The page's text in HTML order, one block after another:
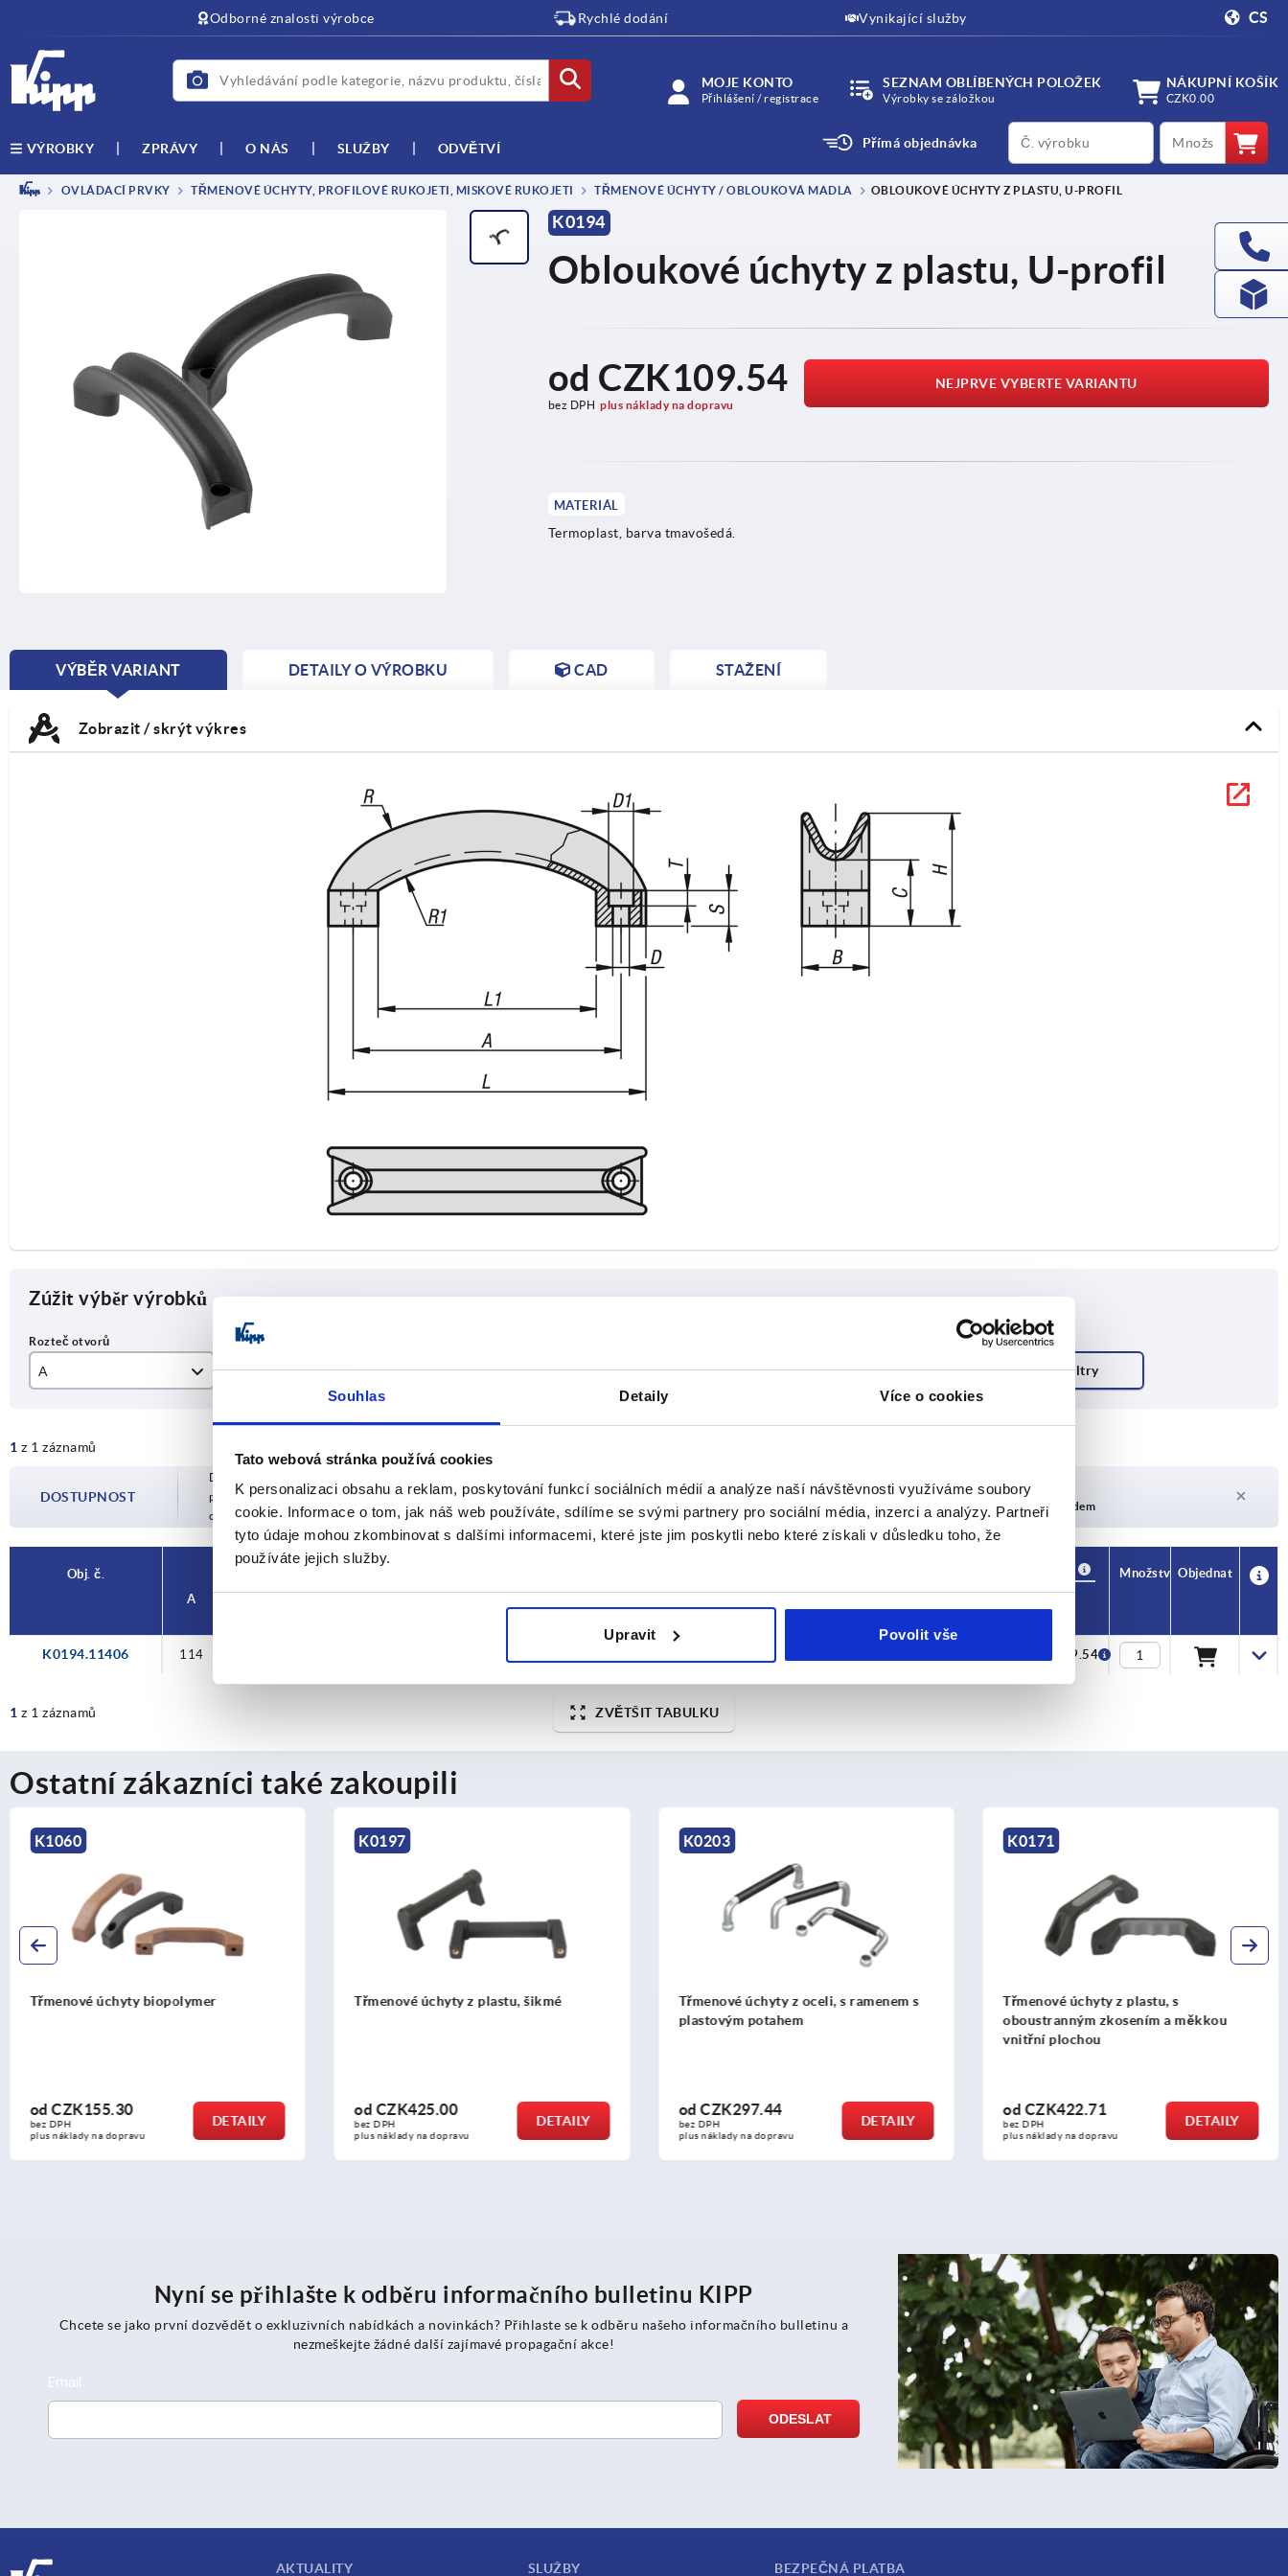
Souhlas Detaily Více o cookies
Tato webová stránka používá cookies
K personalizaci obsahu a reklam, poskytování funkcí sociálních médií a analýze naší návštěvnosti využíváme soubory
cookie. Informace o tom, jak náš web používáte, sdílíme se svými partnery pro sociální média, inzerci a analýzy. Partneři
tyto údaje mohou zkombinovat s dalšími informacemi, které jste jim poskytli nebo které získali v důsledku toho, že
používáte jejich služby.
Upravit Povolit vše
Odborné znalosti výrobce Rychlé dodání Vynikající služby CS
MOJE KONTO
Přihlášení / registrace
SEZNAM OBLÍBENÝCH POLOŽEK
Výrobky se záložkou
NÁKUPNÍ KOŠÍK
CZK0.00
VÝROBKY ZPRÁVY O NÁS SLUŽBY ODVĚTVÍ Přímá objednávka
productCode qty
OVLÁDACÍ PRVKY TŘMENOVÉ ÚCHYTY, PROFILOVÉ RUKOJETI, MISKOVÉ RUKOJETI TŘMENOVÉ ÚCHYTY / OBLOUKOVÁ MADLA OBLOUKOVÉ ÚCHYTY Z PLASTU, U-PROFIL
K0194
Obloukové úchyty z plastu, U-profil
od CZK109.54
bez DPH plus náklady na dopravu
NEJPRVE VYBERTE VARIANTU
MATERIÁL
Termoplast, barva tmavošedá.
VÝBĚR VARIANT
CURRENT
DETAILY O VÝROBKU CAD STAŽENÍ
Zobrazit / skrýt výkres
Zúžit výběr výrobků
A D L Nosná síla N B
1 z 1 záznamů
DOSTUPNOST
Dostupnost je aktualizována několikrát denně v pravidelných intervalech. O
potvrzeném datu odeslání budete informováni v posledním kroku před dokončením
objednávky.
1-3 Dní
Doba dodání na vyžádání
4-20 Dní
V současné době není skladem
Obj. č.
A
Cena
Množství Objednat
K0194.11406 114 CZK109.54
1 z 1 záznamů ZVĚTŠIT TABULKU
Ostatní zákazníci také zakoupili
K0197
Třmenové úchyty z plastu, šikmé
odCZK425.00
bez DPH
plus náklady na dopravu
DETAILY
K0203
Třmenové úchyty z oceli, s ramenem s
odCZK297.44
bez DPH
plus náklady na dopravu
DETAILY
K0171
Třmenové úchyty z plastu, s
oboustranným zkosením a měkkou
odCZK422.71
bez DPH
plus náklady na dopravu
DETAILY
K0190
Třmenová madla antibakteriální
odCZK175.60
bez DPH
plus náklady na dopravu
DETAILY
Nyní se přihlašte k odběru informačního bulletinu KIPP
Chcete se jako první dozvědět o exkluzivních nabídkách a novinkách? Přihlaste se k odběru našeho informačního bulletinu a
nezmeškejte žádné další zajímavé propagační akce!
AKTUALITY SLUŽBY BEZPEČNÁ PLATBA